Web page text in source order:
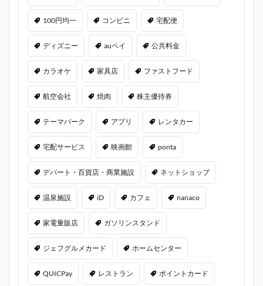
100円均一 コンビニ 宅配便
ディズニー auペイ 公共料金
カラオケ 家具店 ファストフード
航空会社 焼肉 株主優待券
テーマパーク アプリ レンタカー
宅配サービス 映画館 ponta
デパート・百貨店・商業施設 ネットショップ
温泉施設 iD カフェ nanaco
家電量販店 ガソリンスタンド
ジェフグルメカード ホームセンター
QUICPay レストラン ポイントカード